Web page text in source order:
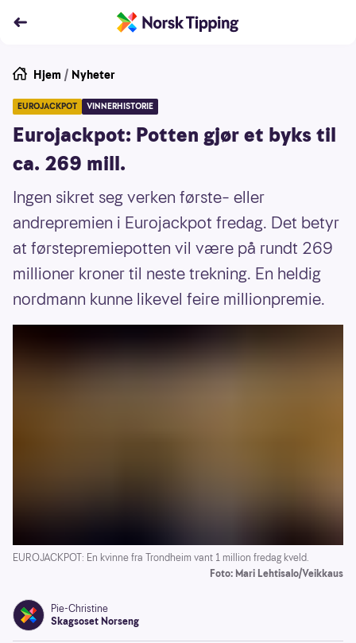
Hjem / Nyheter
EUROJACKPOT VINNERHISTORIE
Eurojackpot: Potten gjør et byks til
ca. 269 mill.
Ingen sikret seg verken første– eller
andrepremien i Eurojackpot fredag. Det betyr
at førstepremiepotten vil være på rundt 269
millioner kroner til neste trekning. En heldig
nordmann kunne likevel feire millionpremie.
EUROJACKPOT: En kvinne fra Trondheim vant 1 million fredag kveld.
Foto: Mari Lehtisalo/Veikkaus
Pie-Christine
Skagsoset Norseng